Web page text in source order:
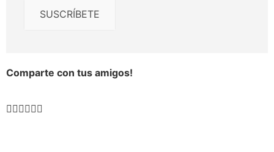
SUSCRÍBETE
Comparte con tus amigos!